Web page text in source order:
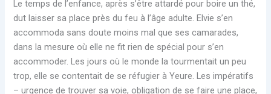
Le temps de l’enfance, après s’être attardé pour boire un thé,
dut laisser sa place près du feu à l’âge adulte. Elvie s’en
accommoda sans doute moins mal que ses camarades,
dans la mesure où elle ne fit rien de spécial pour s’en
accommoder. Les jours où le monde la tourmentait un peu
trop, elle se contentait de se réfugier à Yeure. Les impératifs
– urgence de trouver sa voie, obligation de se faire une place,